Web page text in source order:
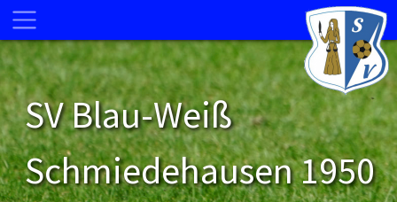
SV Blau-Weiß
Schmiedehausen 1950